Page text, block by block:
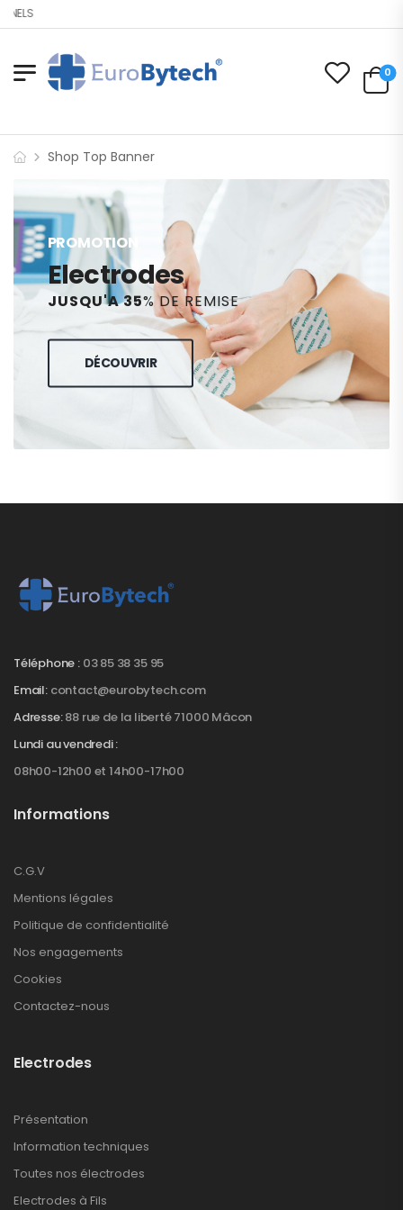
0
Shop Top Banner
PROMOTION
Electrodes
JUSQU'A 35% DE REMISE
DÉCOUVRIR
Téléphone : 03 85 38 35 95
Email: contact@eurobytech.com
Adresse:88 rue de la liberté 71000 Mâcon
Lundi au vendredi :
08h00-12h00 et 14h00-17h00
Informations
C.G.V
Mentions légales
Politique de confidentialité
Nos engagements
Cookies
Contactez-nous
Electrodes
Présentation
Information techniques
Toutes nos électrodes
Electrodes à Fils